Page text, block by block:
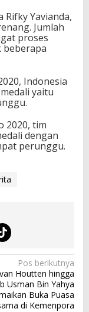
Rifky Yavianda,
Jumlah
proses
beberapa
Indonesia
yaitu
2020, tim
dengan
perunggu.
Pos berikutnya
Houtten hingga
Usman Bin Yahya
Buka Puasa
di Kemenpora